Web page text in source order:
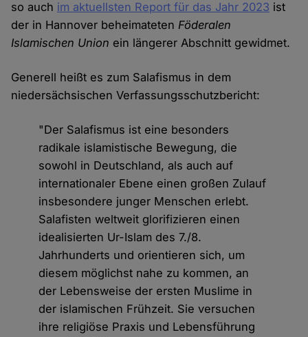
so auch im aktuellsten Report für das Jahr 2023 ist
der in Hannover beheimatetenFöderalen
Islamischen Union ein längerer Abschnitt gewidmet.
Generell heißt es zum Salafismus in dem
niedersächsischen Verfassungsschutzbericht:
"Der Salafismus ist eine besonders
radikale islamistische Bewegung, die
sowohl in Deutschland, als auch auf
internationaler Ebene einen großen Zulauf
insbesondere junger Menschen erlebt.
Salafisten weltweit glorifizieren einen
idealisierten Ur-Islam des 7./8.
Jahrhunderts und orientieren sich, um
diesem möglichst nahe zu kommen, an
der Lebensweise der ersten Muslime in
der islamischen Frühzeit. Sie versuchen
ihre religiöse Praxis und Lebensführung